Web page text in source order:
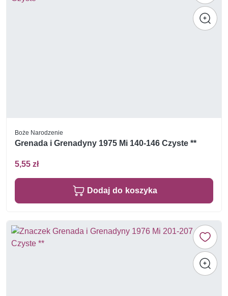
Boże Narodzenie
Grenada i Grenadyny 1975 Mi 140-146 Czyste **
5,55 zł
Dodaj do koszyka